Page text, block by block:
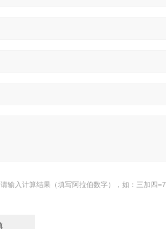
请输入计算结果（填写阿拉伯数字），如：三加四=7